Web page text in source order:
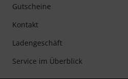
Gutscheine
Kontakt
Ladengeschäft
Service im Überblick